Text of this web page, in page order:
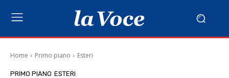
Home Primo piano Esteri
PRIMO PIANO ESTERI